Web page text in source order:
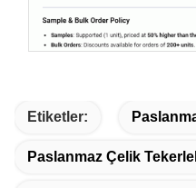
Etiketler:
Paslanmaz Çelik